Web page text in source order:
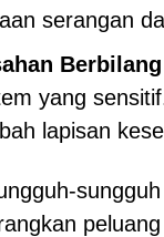
serangan
yang
lapisan